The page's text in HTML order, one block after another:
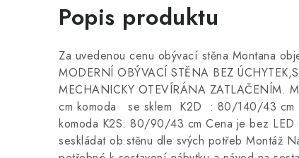
Popis produktu
Za uvedenou cenu obývací stěna Montana
MODERNÍ OBÝVACÍ STĚNA BEZ
MECHANICKY OTEVÍRÁNA ZATLAČENÍM.
cm komoda se sklem K2D : 80/140/43 cm
komoda K2S: 80/90/43 cm Cena je bez LED
seskládat ob.stěnu dle svých potřeb Montáž